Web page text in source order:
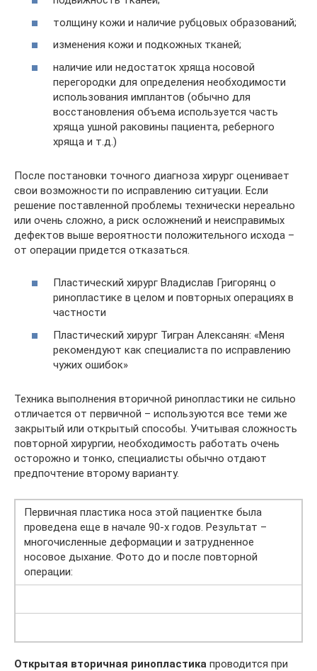
толщину кожи и наличие рубцовых образований;
изменения кожи и подкожных тканей;
наличие или недостаток хряща носовой
перегородки для определения необходимости
использования имплантов (обычно для
восстановления объема используется часть
хряща ушной раковины пациента, реберного
хряща и т.д.)
После постановки точного диагноза хирург оценивает
свои возможности по исправлению ситуации. Если
решение поставленной проблемы технически нереально
или очень сложно, а риск осложнений и неисправимых
дефектов выше вероятности положительного исхода –
от операции придется отказаться.
Пластический хирург Владислав Григорянц о
ринопластике в целом и повторных операциях в
частности
Пластический хирург Тигран Алексанян: «Меня
рекомендуют как специалиста по исправлению
чужих ошибок»
Техника выполнения вторичной ринопластики не сильно
отличается от первичной – используются все теми же
закрытый или открытый способы. Учитывая сложность
повторной хирургии, необходимость работать очень
осторожно и тонко, специалисты обычно отдают
предпочтение второму варианту.
Первичная пластика носа этой пациентке была
проведена еще в начале 90-х годов. Результат –
многочисленные деформации и затрудненное
носовое дыхание. Фото до и после повторной
операции:
Открытая вторичная ринопластика проводится при